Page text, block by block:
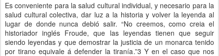
Es conveniente para la salud cultural individual, y necesario para la
salud cultural colectiva, dar luz a la historia y volver la leyenda al
lugar de donde nunca debió salir. “No creemos, como creia el
historiador inglés Froude, que las leyendas tienen que seguir
siendo leyendas y que demostrar la justicia de un monarca tenido
por tirano equivale á defender la tiranía.”3 Y en el caso que nos